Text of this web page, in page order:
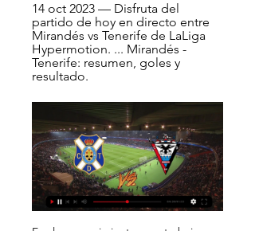
14 oct 2023 — Disfruta del
partido de hoy en directo entre
Mirandés vs Tenerife de LaLiga
Hypermotion. ... Mirandés -
Tenerife: resumen, goles y
resultado.